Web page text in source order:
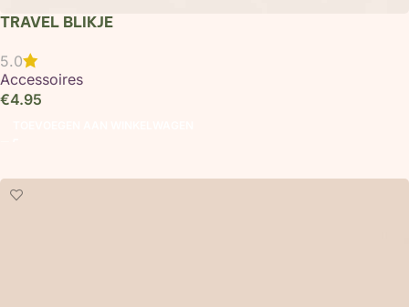
TRAVEL BLIKJE
5.0
Accessoires
€4.95